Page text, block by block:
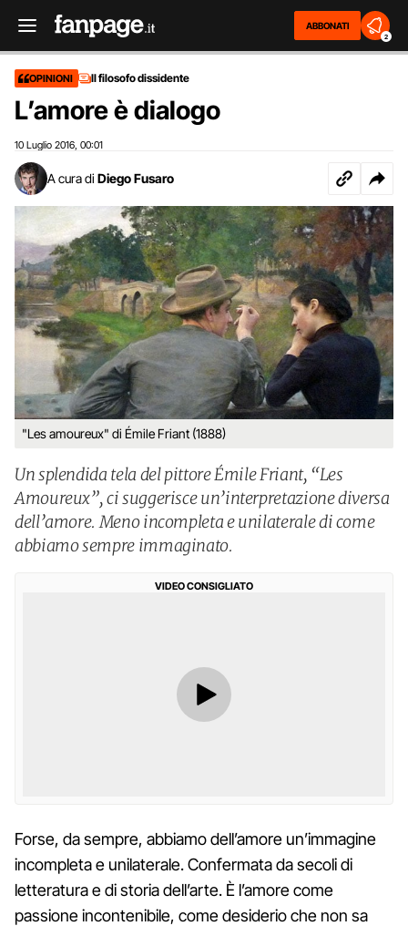
ABBONATI
2
OPINIONI Il filosofo dissidente
L’amore è dialogo
10 Luglio 2016 00:01
A cura di Diego Fusaro
"Les amoureux" di Émile Friant (1888)
Un splendida tela del pittore Émile Friant, “Les
Amoureux”, ci suggerisce un’interpretazione diversa
dell’amore. Meno incompleta e unilaterale di come
abbiamo sempre immaginato.
VIDEO CONSIGLIATO
Forse, da sempre, abbiamo dell’amore un’immagine
incompleta e unilaterale. Confermata da secoli di
letteratura e di storia dell’arte. È l’amore come
passione incontenibile, come desiderio che non sa